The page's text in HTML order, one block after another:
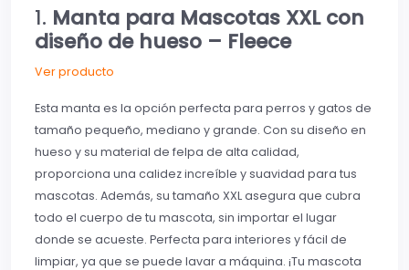
1. Manta para Mascotas XXL con
diseño de hueso – Fleece
Ver producto
Esta manta es la opción perfecta para perros y gatos de
tamaño pequeño, mediano y grande. Con su diseño en
hueso y su material de felpa de alta calidad,
proporciona una calidez increíble y suavidad para tus
mascotas. Además, su tamaño XXL asegura que cubra
todo el cuerpo de tu mascota, sin importar el lugar
donde se acueste. Perfecta para interiores y fácil de
limpiar, ya que se puede lavar a máquina. ¡Tu mascota